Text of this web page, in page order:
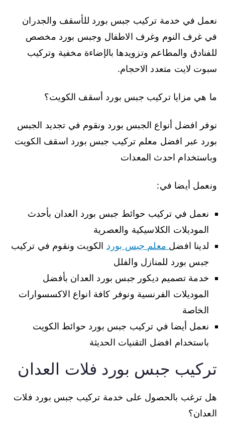
نعمل في خدمة تركيب جبس بورد للأسقف والجدران
في غرف النوم وغرف الاطفال وجبس بورد مخصص
للفنادق والمطاعم وتزويدها بالإضاءة مخفية وتركيب
سبوت لايت متعدد الاحجام.
ما هي مزايا تركيب جبس بورد أسقف الكويت؟
نوفر افضل أنواع الجبس بورد ونقوم في تجديد الجبس
بورد عبر افضل معلم تركيب جبس بورد اسقف الكويت
وباستخدام احدث المعدات
ونعمل أيضا في:
نعمل في تركيب حوائط جبس بورد العدان بأحدث
الموديلات الكلاسيكية والعصرية
لدينا افضل معلم جبس بورد الكويت ونقوم في تركيب
جبس بورد للمنازل والفلل
خدمة تصميم ديكور جبس بورد العدان بأفضل
الموديلات الفرنسية ونوفر كافة انواع الاكسسوارات
الخاصة
نعمل أيضا في تركيب جبس بورد حوائط الكويت
باستخدام افضل التقنيات الحديثة
تركيب جبس بورد فلات العدان
هل ترغب بالحصول على خدمة تركيب جبس بورد فلات
العدان؟